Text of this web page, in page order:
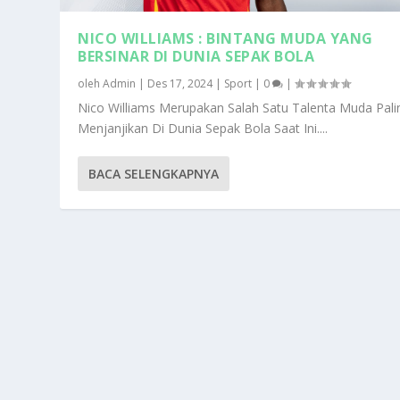
NICO WILLIAMS : BINTANG MUDA YANG
BERSINAR DI DUNIA SEPAK BOLA
olehAdmin | Des 17, 2024| Sport | 0 |
Nico Williams Merupakan Salah Satu Talenta Muda
Menjanjikan Di Dunia Sepak Bola Saat Ini....
BACA SELENGKAPNYA